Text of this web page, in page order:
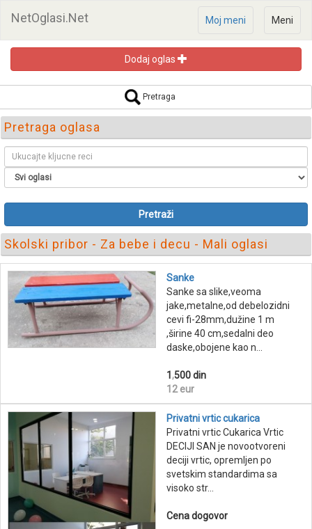
NetOglasi.Net Meni
Moj meni
Dodaj oglas
Pretraga
Pretraga oglasa
Pretraži
Skolski pribor - Za bebe i decu - Mali oglasi
Sanke
Sanke sa slike,veoma
jake,metalne,od debelozidni
cevi fi-28mm,dužine 1 m
,širine 40 cm,sedalni deo
daske,obojene kao n...
1 ,500 din
12 eur
Privatni vrtic cukarica
Privatni vrtic Cukarica Vrtic
DECIJI SAN je novootvoreni
deciji vrtic, opremljen po
svetskim standardima sa
visoko str...
Cena dogovor